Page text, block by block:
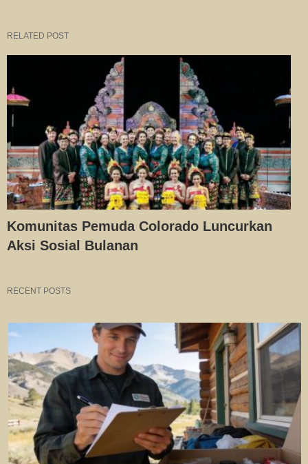
RELATED POST
Komunitas Pemuda Colorado Luncurkan
Aksi Sosial Bulanan
RECENT POSTS